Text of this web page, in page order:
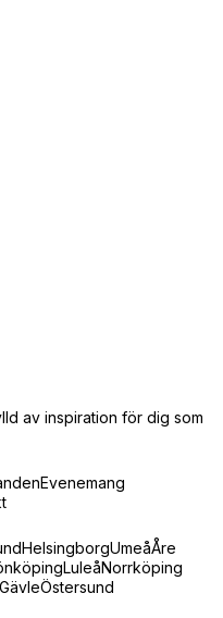
av inspiration för dig som
Evenemang
HelsingborgUmeåÅre
LuleåNorrköping
GävleÖstersund